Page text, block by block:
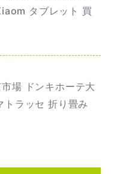
タブレット 買
場 ドンキホーテ大
トラッセ 折り畳み